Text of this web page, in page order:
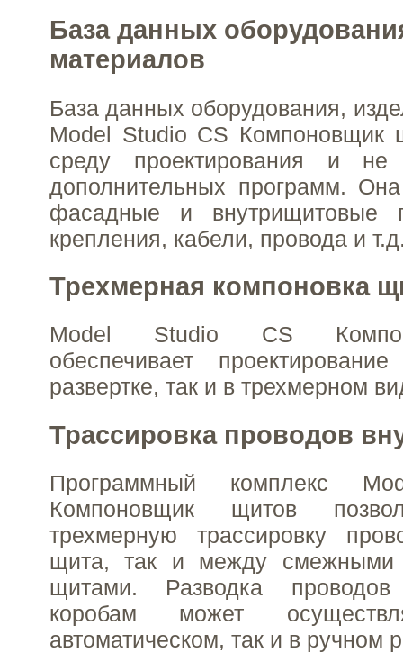
База данных
материалов
База данных оборудования,
Model Studio CS Компоновщик
среду проектирования и не
дополнительных программ.
фасадные и внутрищитовые
крепления, кабели, провода и
Трехмерная компоновка
Model Studio CS
обеспечивает
развертке, так и в трехмерном
Трассировка проводов
Программный комплекс
Компоновщик щитов
трехмерную трассировку
щита, так и между смежными
щитами. Разводка
коробам может
автоматическом, так и в ручном